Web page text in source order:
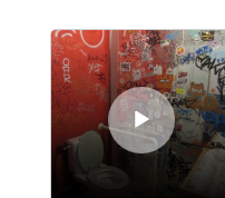
Lecteur audio